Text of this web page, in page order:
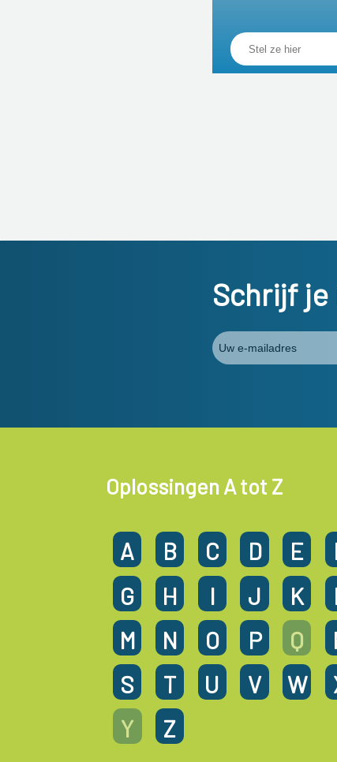
Schrijf je
Oplossingen A tot Z
A B C D E
G
H I J K
M
N O P Q
S
T U V W
Y
Z